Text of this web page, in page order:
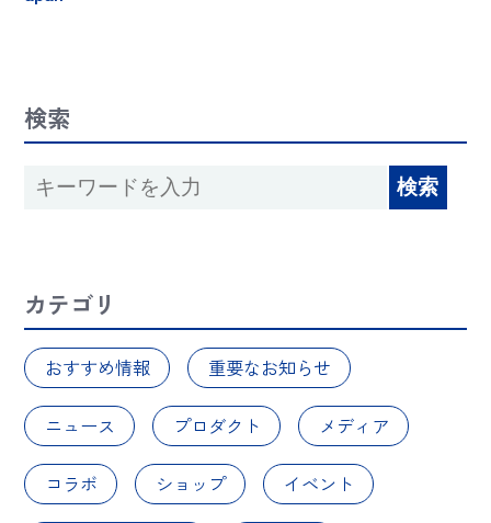
検索
カテゴリ
おすすめ情報 重要なお知らせ
ニュース プロダクト メディア
コラボ ショップ イベント